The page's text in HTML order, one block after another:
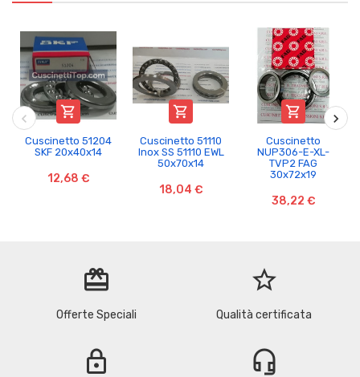

Cuscinetto 51204
SKF 20x40x14
12,68 €

Cuscinetto 51110
Inox SS 51110 EWL
50x70x14
18,04 €

Cuscinetto
NUP306-E-XL-
TVP2 FAG
30x72x19
38,22 €
redeem
Offerte Speciali
star_border
Qualità certificata
lock headset_mic